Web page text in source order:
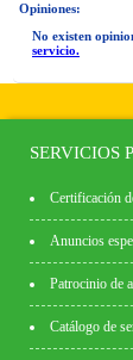
Opiniones:
No existen
servicio.
SERVICIOS
Certificación
Anuncios
Patrocinio de
Catálogo de